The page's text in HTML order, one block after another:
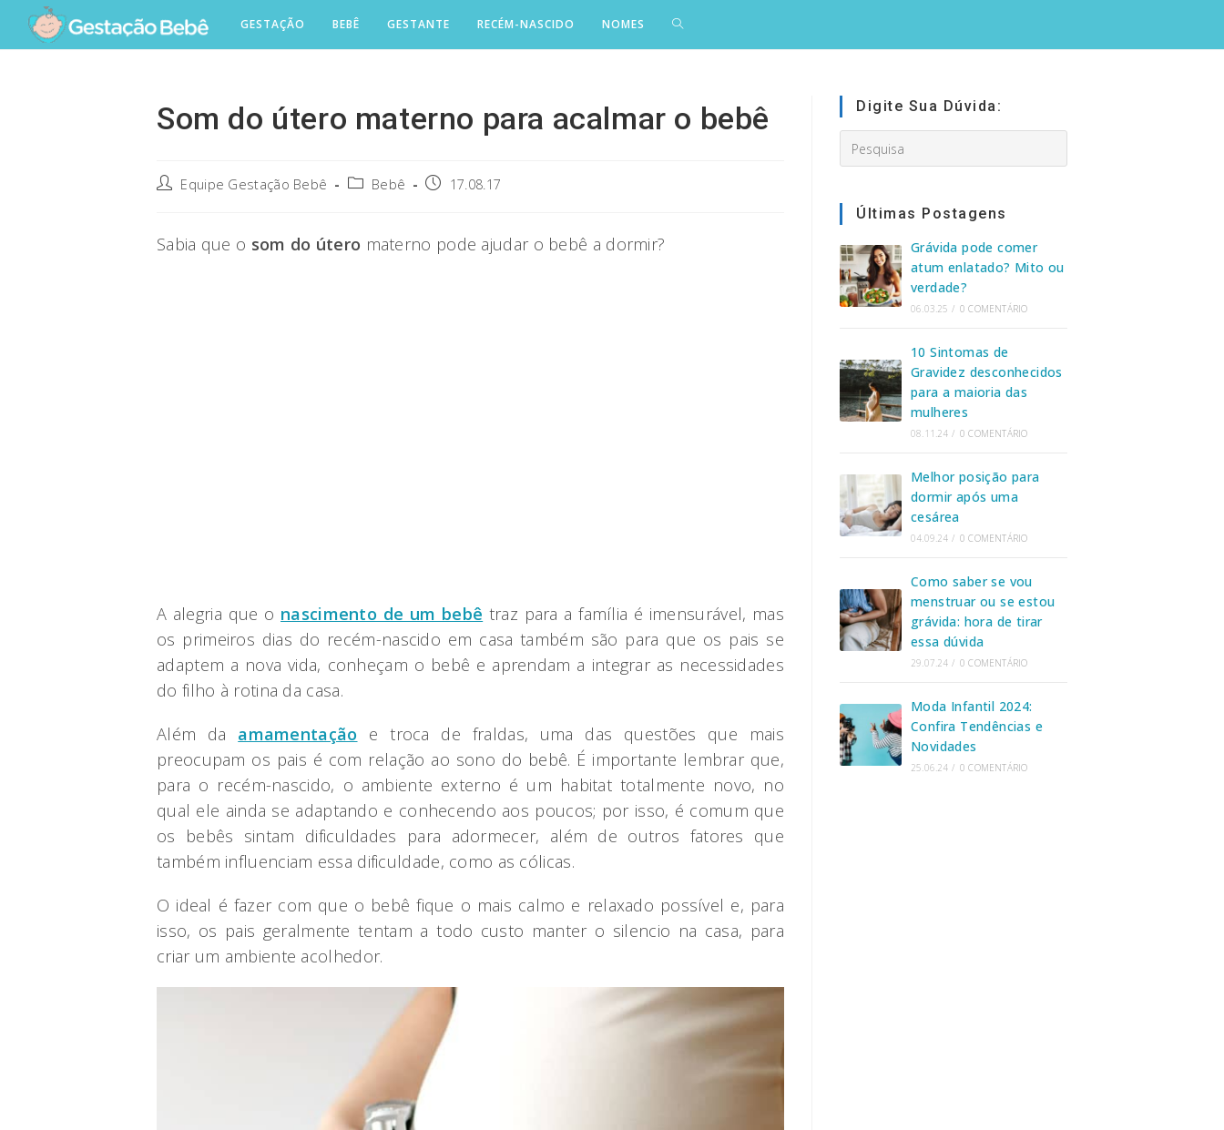
content
GESTAÇÃO BEBÊ GESTANTE RECÉM-NASCIDO NOMES
Som do útero materno para acalmar o bebê
PostEquipe Gestação Bebê
PostBebê
Post17.08.17
Sabia que o som do útero materno pode ajudar o bebê a dormir?
A alegria que o nascimento de um bebê traz para a família é imensurável, mas
os primeiros dias do recém-nascido em casa também são para que os pais se
adaptem a nova vida, conheçam o bebê e aprendam a integrar as necessidades
do filho à rotina da casa.
Além da amamentação e troca de fraldas, uma das questões que mais
preocupam os pais é com relação ao sono do bebê. É importante lembrar que,
para o recém-nascido, o ambiente externo é um habitat totalmente novo, no
qual ele ainda se adaptando e conhecendo aos poucos; por isso, é comum que
os bebês sintam dificuldades para adormecer, além de outros fatores que
também influenciam essa dificuldade, como as cólicas.
O ideal é fazer com que o bebê fique o mais calmo e relaxado possível e, para
isso, os pais geralmente tentam a todo custo manter o silencio na casa, para
criar um ambiente acolhedor.
Digite Sua Dúvida:
this
Últimas Postagens
Grávida pode comer
atum enlatado? Mito ou
verdade?
06.03.25 / 0 COMENTÁRIO
10 Sintomas de
Gravidez desconhecidos
para a maioria das
mulheres
08.11.24 / 0 COMENTÁRIO
Melhor posição para
dormir após uma
cesárea
04.09.24 / 0 COMENTÁRIO
Como saber se vou
menstruar ou se estou
grávida: hora de tirar
essa dúvida
29.07.24 / 0 COMENTÁRIO
Moda Infantil 2024:
Confira Tendências e
Novidades
25.06.24 / 0 COMENTÁRIO